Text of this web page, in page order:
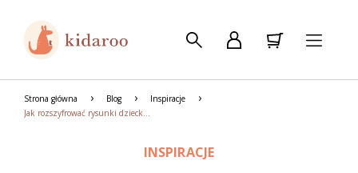
Strona główna Blog
Inspiracje
Jak rozszyfrować rysunki dziecka? Praktyczny przewodnik dla rodziców
INSPIRACJE